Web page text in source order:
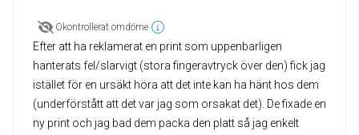
Okontrollerat omdöme
Efter att ha reklamerat en print som uppenbarligen
hanterats fel/slarvigt (stora fingeravtryck över den) fick jag
istället för en ursäkt höra att det inte kan ha hänt hos dem
(underförstått att det var jag som orsakat det). De fixade en
ny print och jag bad dem packa den platt så jag enkelt